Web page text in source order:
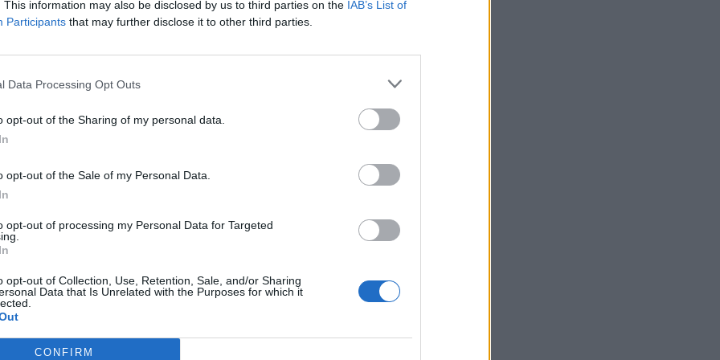
This information may also be disclosed by us to third parties on the IAB’s List of
Participants that may further disclose it to other third parties.
Data Processing Opt Outs
opt-out of the Sharing of my personal data.
opt-out of the Sale of my Personal Data.
opt-out of processing my Personal Data for Targeted
opt-out of Collection, Use, Retention, Sale, and/or Sharing
Data that Is Unrelated with the Purposes for which it
CONFIRM
είναι κοινώς πια γνωστό τα Πρακτικά αυτά τηρήθηκαν
την αρμόδια, εξειδικευμένη και καταλλήλως εξοπλισμένη
τούτο, υπηρεσία της Βουλής των Ελλήνων.
Καρανίκας: «Στιγμή
το δημοψήφισμα του 2015 -
στο 0%
με 61% δεν υπάρχει, προδοσία υπάρχει με 2-3%. Δεν
προδοσία του κόσμου αλλά παράδοση στους